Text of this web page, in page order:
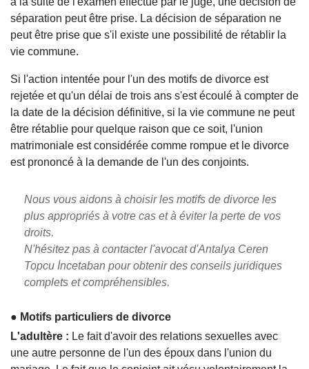
séparation peut être prise. La décision de séparation ne
peut être prise que s'il existe une possibilité de rétablir la
vie commune.
Si l'action intentée pour l'un des motifs de divorce est
rejetée et qu'un délai de trois ans s'est écoulé à compter de
la date de la décision définitive, si la vie commune ne peut
être rétablie pour quelque raison que ce soit, l'union
matrimoniale est considérée comme rompue et le divorce
est prononcé à la demande de l'un des conjoints.
Nous vous aidons à choisir les motifs de divorce les
plus appropriés à votre cas et à éviter la perte de vos
droits.
N'hésitez pas à contacter l'avocat d'Antalya Ceren
Topcu İncetaban pour obtenir des conseils juridiques
complets et compréhensibles.
● Motifs particuliers de divorce
L'adultère : Le fait d'avoir des relations sexuelles avec
une autre personne de l'un des époux dans l'union du